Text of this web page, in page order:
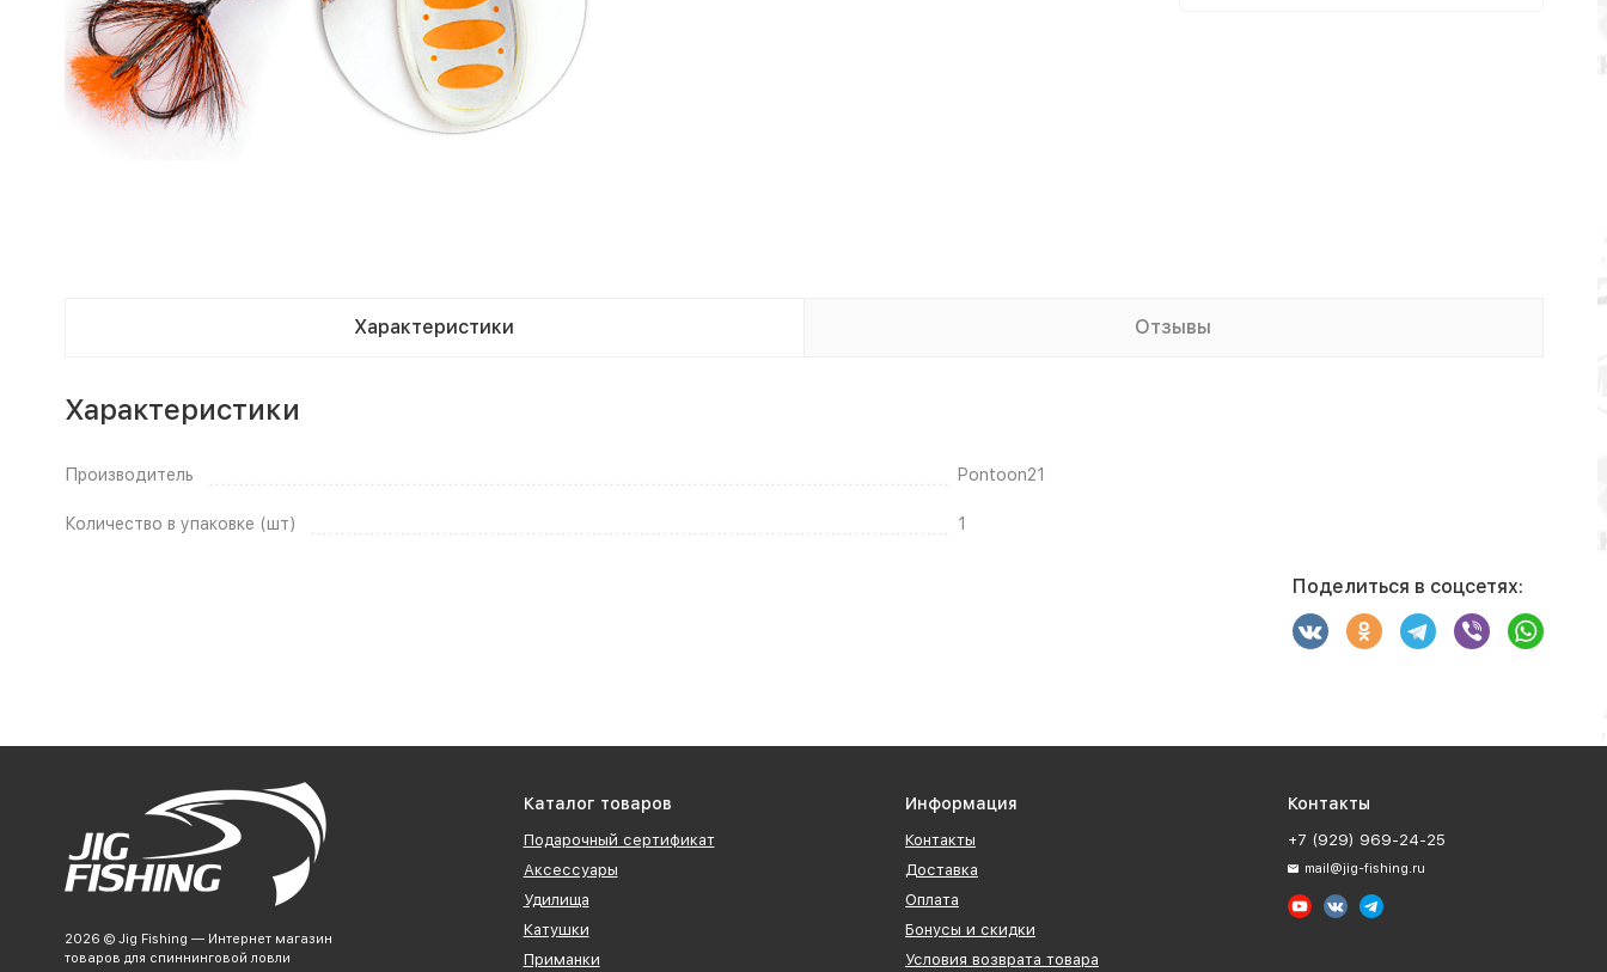
Характеристики Отзывы
Характеристики
Производитель Pontoon21
Количество в упаковке (шт) 1
Поделиться в соцсетях:
2026 © Jig Fishing — Интернет магазин
товаров для спиннинговой ловли
Каталог товаров
Подарочный сертификат
Аксессуары
Удилища
Катушки
Приманки
Информация
Контакты
Доставка
Оплата
Бонусы и скидки
Условия возврата товара
Контакты
+7 (929) 969-24-25
mail@jig-fishing.ru